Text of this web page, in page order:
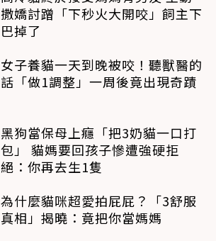
撒嬌討蹭「下秒火大開咬」飼主下
巴掉了
女子養貓一天到晚被咬！聽獸醫的
話「做1調整」一周後竟出現奇蹟
黑狗當保母上癮「把3奶貓一口打
包」 貓媽要回孩子慘遭強硬拒
絕：你再去生1隻
為什麼貓咪超愛拍屁屁？「3舒服
真相」揭曉：竟把你當媽媽